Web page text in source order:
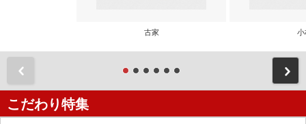
古家 小
こだわり特集